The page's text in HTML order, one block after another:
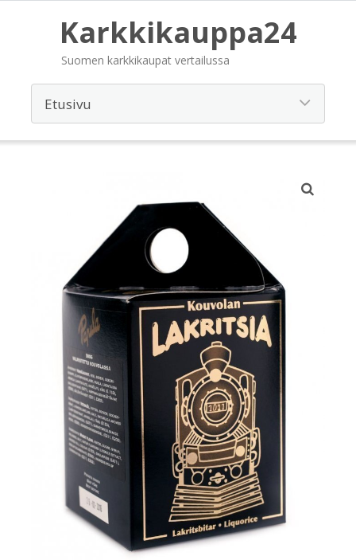
Karkkikauppa24
Suomen karkkikaupat vertailussa